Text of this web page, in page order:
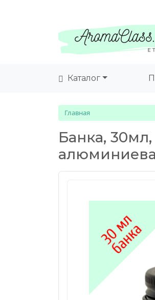
Каталог
Главная
Банка,